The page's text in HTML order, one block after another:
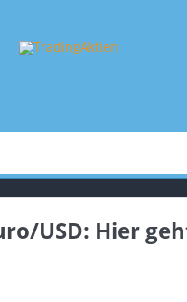
USD: Hier